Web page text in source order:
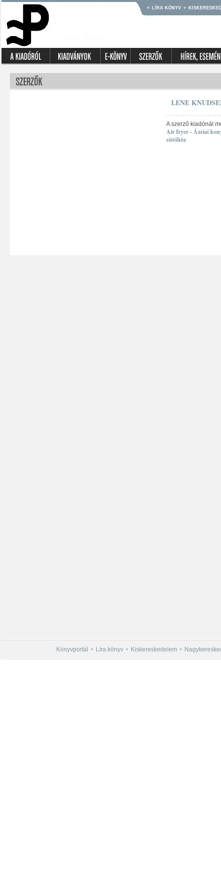
LÍRA KÖNYV
LENE
A szerző kiadónál
Air fryer - Ázsiai
sütőhöz
Könyvportál Líra könyv Kiskereskedelem